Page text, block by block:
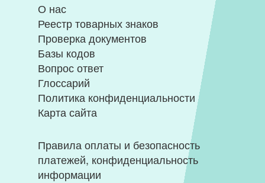
О нас
Реестр товарных знаков
Проверка документов
Базы кодов
Вопрос ответ
Глоссарий
Политика конфиденциальности
Карта сайта
Правила оплаты и безопасность
платежей, конфиденциальность
информации